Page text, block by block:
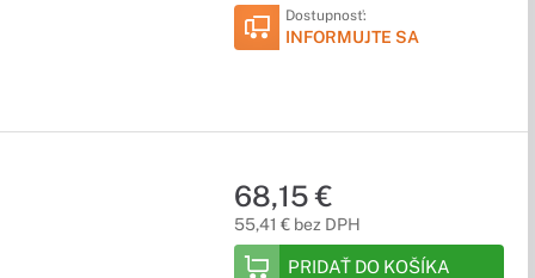
Dostupnosť:
INFORMUJTE SA
68,15 €
55,41 € bez DPH
PRIDAŤ DO KOŠÍKA